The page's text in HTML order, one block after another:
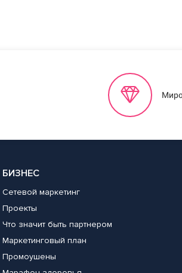
БИЗНЕС
Сетевой маркетинг
Проекты
Что значит быть партнером
Маркетинговый план
Промоушены